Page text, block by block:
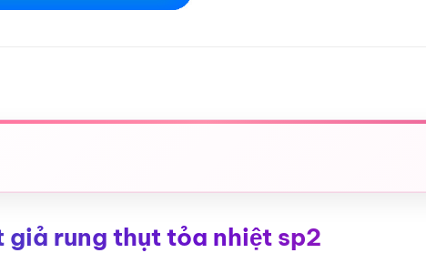
giả rung thụt tỏa nhiệt sp2